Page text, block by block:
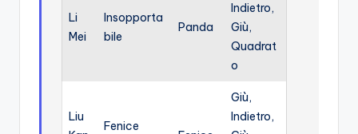
Li
Mei
Insopporta
bile
Panda
Indietro,
Giù,
Quadrat
o
Liu
Fenice
Giù,
Indietro,